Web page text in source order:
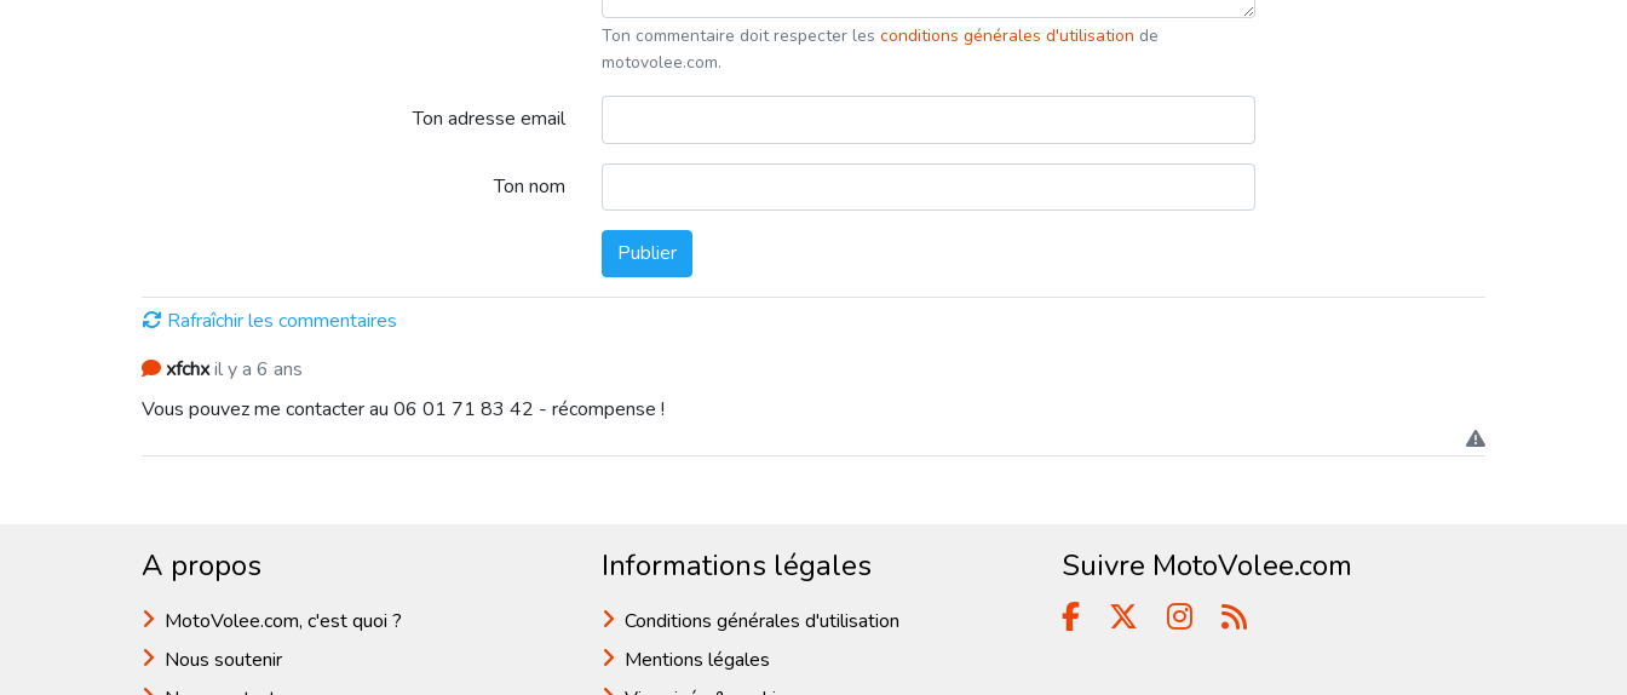
Ton commentaire doit respecter les conditions générales d'utilisation de
motovolee.com.
Ton adresse email
Ton nom
Publier
Rafraîchir les commentaires
xfchxil y a 6 ans
Vous pouvez me contacter au 06 01 71 83 42 - récompense !
A propos
MotoVolee.com, c'est quoi ?
Nous soutenir
Informations légales
Conditions générales d'utilisation
Mentions légales
Suivre MotoVolee.com